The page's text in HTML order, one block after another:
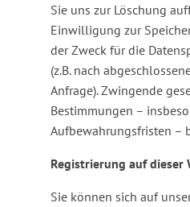
Sie uns zur Löschung
Einwilligung zur
der Zweck für die
(z.B. nach
Anfrage). Zwingende
Bestimmungen –
Aufbewahrungsfristen –
Registrierung auf dieser
Sie können sich auf